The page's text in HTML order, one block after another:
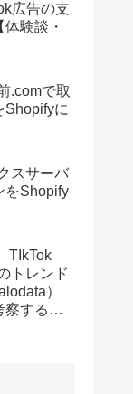
広告の支
験談・
.comで取
Shopifyに
スサーバ
をShopify
TIkTok
トレンド
）
察する